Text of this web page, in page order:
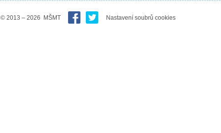
© 2013 – 2026 MŠMT Nastavení soubrů cookies